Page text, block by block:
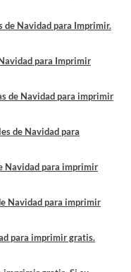
de Navidad para Imprimir.
para Imprimir
de Navidad para imprimir
de Navidad para
Navidad para imprimir
Navidad para imprimir
para imprimir gratis.